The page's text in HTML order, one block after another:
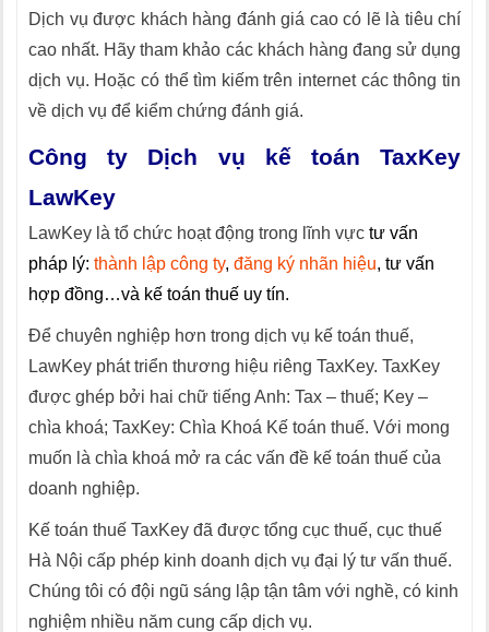
Dịch vụ được khách hàng đánh giá cao có lẽ là tiêu chí
cao nhất. Hãy tham khảo các khách hàng đang sử dụng
dịch vụ. Hoặc có thể tìm kiếm trên internet các thông tin
về dịch vụ để kiểm chứng đánh giá.
Công ty Dịch vụ kế toán TaxKey
LawKey
LawKey là tổ chức hoạt động trong lĩnh vực tư vấn
pháp lý: thành lập công ty, đăng ký nhãn hiệu, tư vấn
hợp đồng…và kế toán thuế uy tín.
Để chuyên nghiệp hơn trong dịch vụ kế toán thuế,
LawKey phát triển thương hiệu riêng TaxKey. TaxKey
được ghép bởi hai chữ tiếng Anh: Tax – thuế; Key –
chìa khoá; TaxKey: Chìa Khoá Kế toán thuế. Với mong
muốn là chìa khoá mở ra các vấn đề kế toán thuế của
doanh nghiệp.
Kế toán thuế TaxKey đã được tổng cục thuế, cục thuế
Hà Nội cấp phép kinh doanh dịch vụ đại lý tư vấn thuế.
Chúng tôi có đội ngũ sáng lập tận tâm với nghề, có kinh
nghiệm nhiều năm cung cấp dịch vụ.